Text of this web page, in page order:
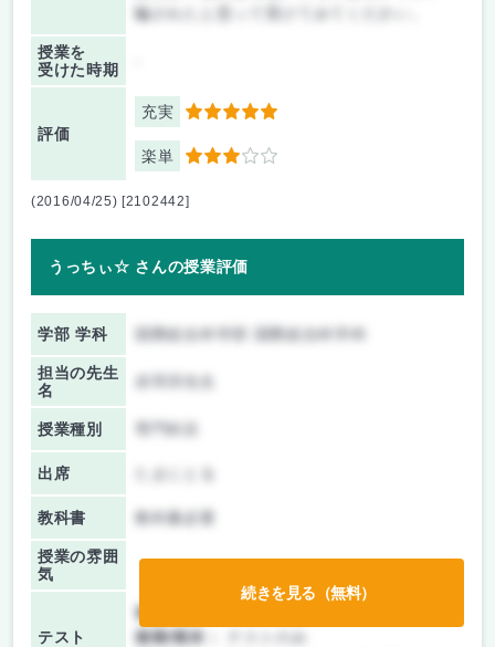
騙されたと思って受けてみてください。
授業を
受けた時期
評価
充実 5
楽単 3
(2016/04/25) [2102442]
うっちぃ☆ さんの授業評価
学部 学科 国際総合科学部 国際総合科学科
担当の先生
名
授業種別
出席
教科書 教科書必要
授業の雰囲
気
テスト
前期/中間：
後期/期末：
続きを見る（無料）